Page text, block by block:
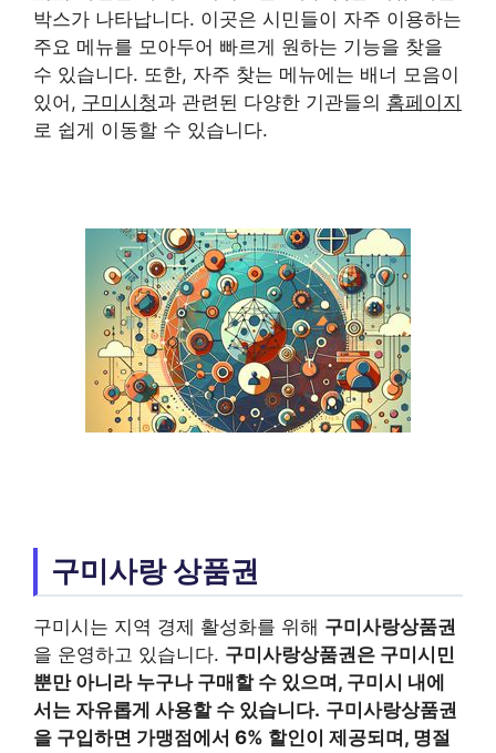
박스가 나타납니다. 이곳은 시민들이 자주 이용하는
주요 메뉴를 모아두어 빠르게 원하는 기능을 찾을
수 있습니다. 또한, 자주 찾는 메뉴에는 배너 모음이
있어, 구미시청과 관련된 다양한 기관들의 홈페이지
로 쉽게 이동할 수 있습니다.
구미사랑 상품권
구미시는 지역 경제 활성화를 위해 구미사랑상품권
을 운영하고 있습니다. 구미사랑상품권은 구미시민
뿐만 아니라 누구나 구매할 수 있으며, 구미시 내에
서는 자유롭게 사용할 수 있습니다. 구미사랑상품권
을 구입하면 가맹점에서 6% 할인이 제공되며, 명절